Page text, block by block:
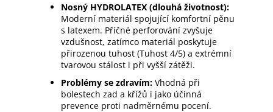
Nosný HYDROLATEX (dlouhá životnost):
Moderní materiál spojující komfortní pěnu
s latexem. Příčné perforování zvyšuje
vzdušnost, zatímco materiál poskytuje
přirozenou tuhost (Tuhost 4/5) a extrémní
tvarovou stálost i při vyšší zátěži.
Problémy se zdravím: Vhodná při
bolestech zad a křížů i jako účinná
prevence proti nadměrnému pocení.